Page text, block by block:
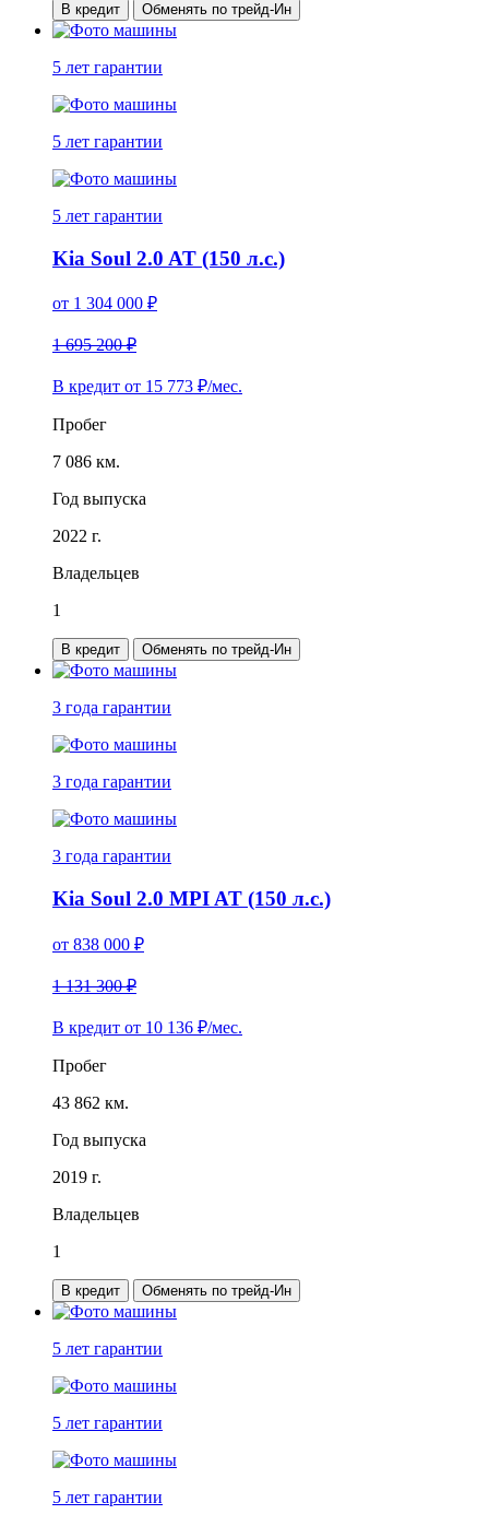
В кредит Обменять по трейд-Ин
5 лет гарантии
5 лет гарантии
5 лет гарантии
Kia Soul 2.0 AT (150 л.с.)
от 1 304 000 ₽
1 695 200 ₽
В кредит от 15 773 ₽/мес.
Пробег
7 086 км.
Год выпуска
2022 г.
Владельцев
1
В кредит Обменять по трейд-Ин
3 года гарантии
3 года гарантии
3 года гарантии
Kia Soul 2.0 MPI AT (150 л.с.)
от 838 000 ₽
1 131 300 ₽
В кредит от 10 136 ₽/мес.
Пробег
43 862 км.
Год выпуска
2019 г.
Владельцев
1
В кредит Обменять по трейд-Ин
5 лет гарантии
5 лет гарантии
5 лет гарантии